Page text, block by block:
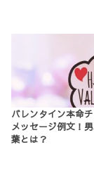
バレンタイン本命
メッセージ例文！
葉とは？